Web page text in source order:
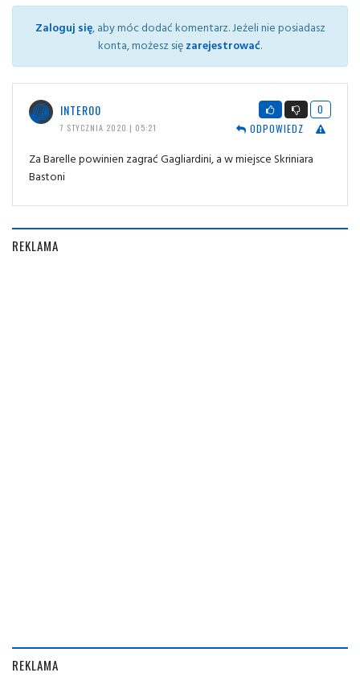
Zaloguj się, aby móc dodać komentarz. Jeżeli nie posiadasz
konta, możesz sięzarejestrować.
INTER00
7 STYCZNIA 2020 | 05:21
0
ODPOWIEDZ
Za Barelle powinien zagrać Gagliardini, a w miejsce Skriniara
Bastoni
REKLAMA
REKLAMA